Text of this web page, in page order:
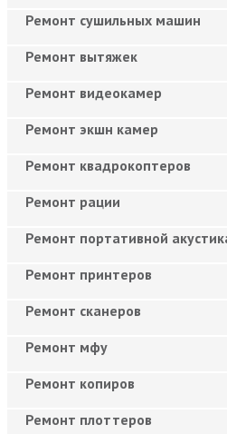
Ремонт сушильных машин
Ремонт вытяжек
Ремонт видеокамер
Ремонт экшн камер
Ремонт квадрокоптеров
Ремонт рации
Ремонт портативной
Ремонт принтеров
Ремонт сканеров
Ремонт мфу
Ремонт копиров
Ремонт плоттеров